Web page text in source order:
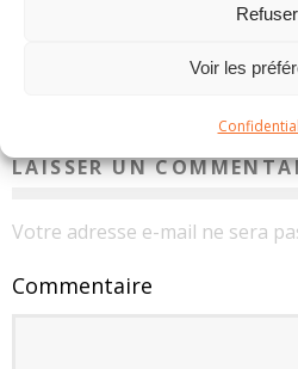
Refuser
Voir les
EN BREF – LA PETITE
1 mars
LAISSER UN
Votre adresse e-mail ne sera
Commentaire